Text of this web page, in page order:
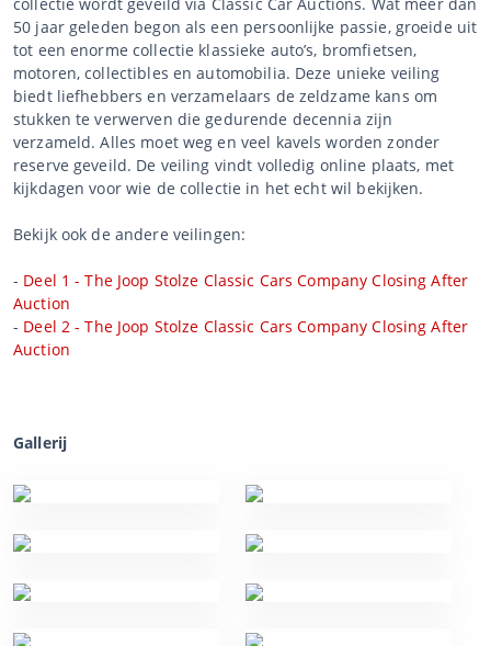
50 jaar geleden begon als een persoonlijke passie, groeide uit
tot een enorme collectie klassieke auto’s, bromfietsen,
motoren, collectibles en automobilia. Deze unieke veiling
biedt liefhebbers en verzamelaars de zeldzame kans om
stukken te verwerven die gedurende decennia zijn
verzameld. Alles moet weg en veel kavels worden zonder
reserve geveild. De veiling vindt volledig online plaats, met
kijkdagen voor wie de collectie in het echt wil bekijken.
Bekijk ook de andere veilingen:
- Deel 1 - The Joop Stolze Classic Cars Company Closing After
Auction
- Deel 2 - The Joop Stolze Classic Cars Company Closing After
Auction
Gallerij